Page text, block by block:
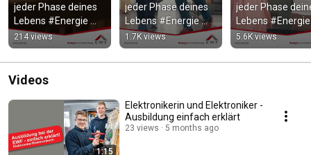
jeder Phase deines
Lebens #Energie
#Nordhessen
214 views
jeder Phase deines
Lebens #Energie
#nordhessen
1.7K views
jeder Phase
Lebens #Energie
#Nordhessen
5.6K views
Videos
1:15
Elektronikerin und Elektroniker -
Ausbildung einfach erklärt
23 views 5 months ago